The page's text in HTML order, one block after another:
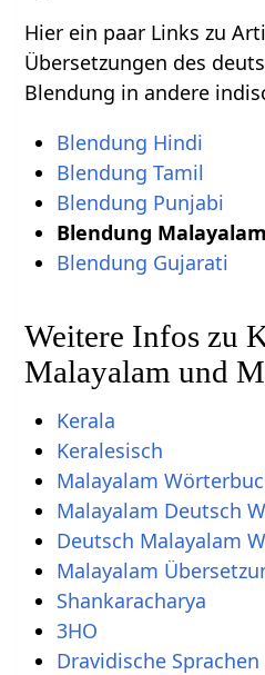
Hier ein paar Links zu
Übersetzungen des
Blendung in andere
Blendung Hindi
Blendung Tamil
Blendung Punjabi
Blendung Malayalam
Blendung Gujarati
Weitere Infos zu
Malayalam und
Kerala
Keralesisch
Malayalam
Malayalam Deutsch
Deutsch Malayalam
Malayalam
Shankaracharya
3HO
Dravidische Sprachen